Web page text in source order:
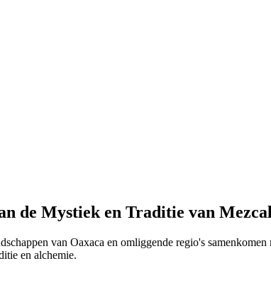
de Mystiek en Traditie van Mezcal
van Oaxaca en omliggende regio's
en alchemie.